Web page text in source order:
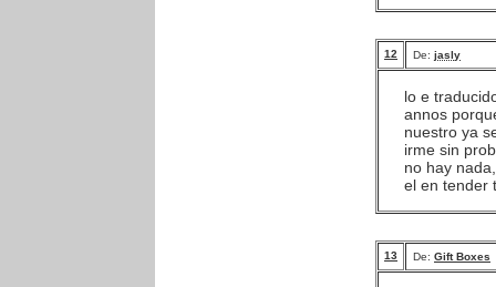
12 De: jasly
lo e
annos
nuestro ya
irme sin
no hay
el en tender
13 De: Gift Boxes